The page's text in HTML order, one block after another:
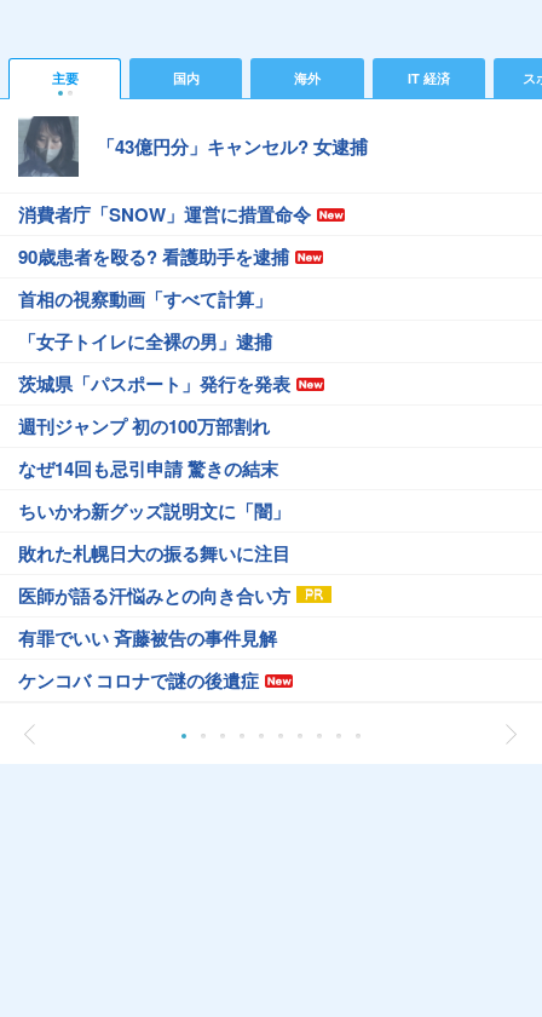
主要 国内 海外 IT 経済 ス
「43億円分」キャンセル? 女逮捕
消費者庁「SNOW」運営に措置命令
90歳患者を殴る? 看護助手を逮捕
首相の視察動画「すべて計算」
「女子トイレに全裸の男」逮捕
茨城県「パスポート」発行を発表
週刊ジャンプ 初の100万部割れ
なぜ14回も忌引申請 驚きの結末
ちいかわ新グッズ説明文に「闇」
敗れた札幌日大の振る舞いに注目
医師が語る汗悩みとの向き合い方
有罪でいい 斉藤被告の事件見解
ケンコバ コロナで謎の後遺症